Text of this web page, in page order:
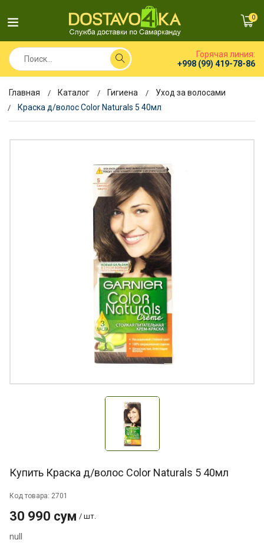
0
Горячая линия:
+998 (99) 419-78-86
Главная Каталог Гигиена
Уход за волосами
Краска д/волос Color Naturals 5 40мл
Купить Краска д/волос Color Naturals 5 40мл
Код товара: 2701
30 990 сум / шт.
null